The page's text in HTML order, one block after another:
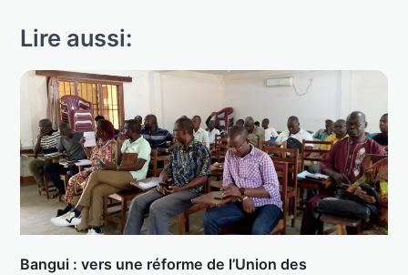
Lire aussi:
Bangui : vers une réforme de l’Union des